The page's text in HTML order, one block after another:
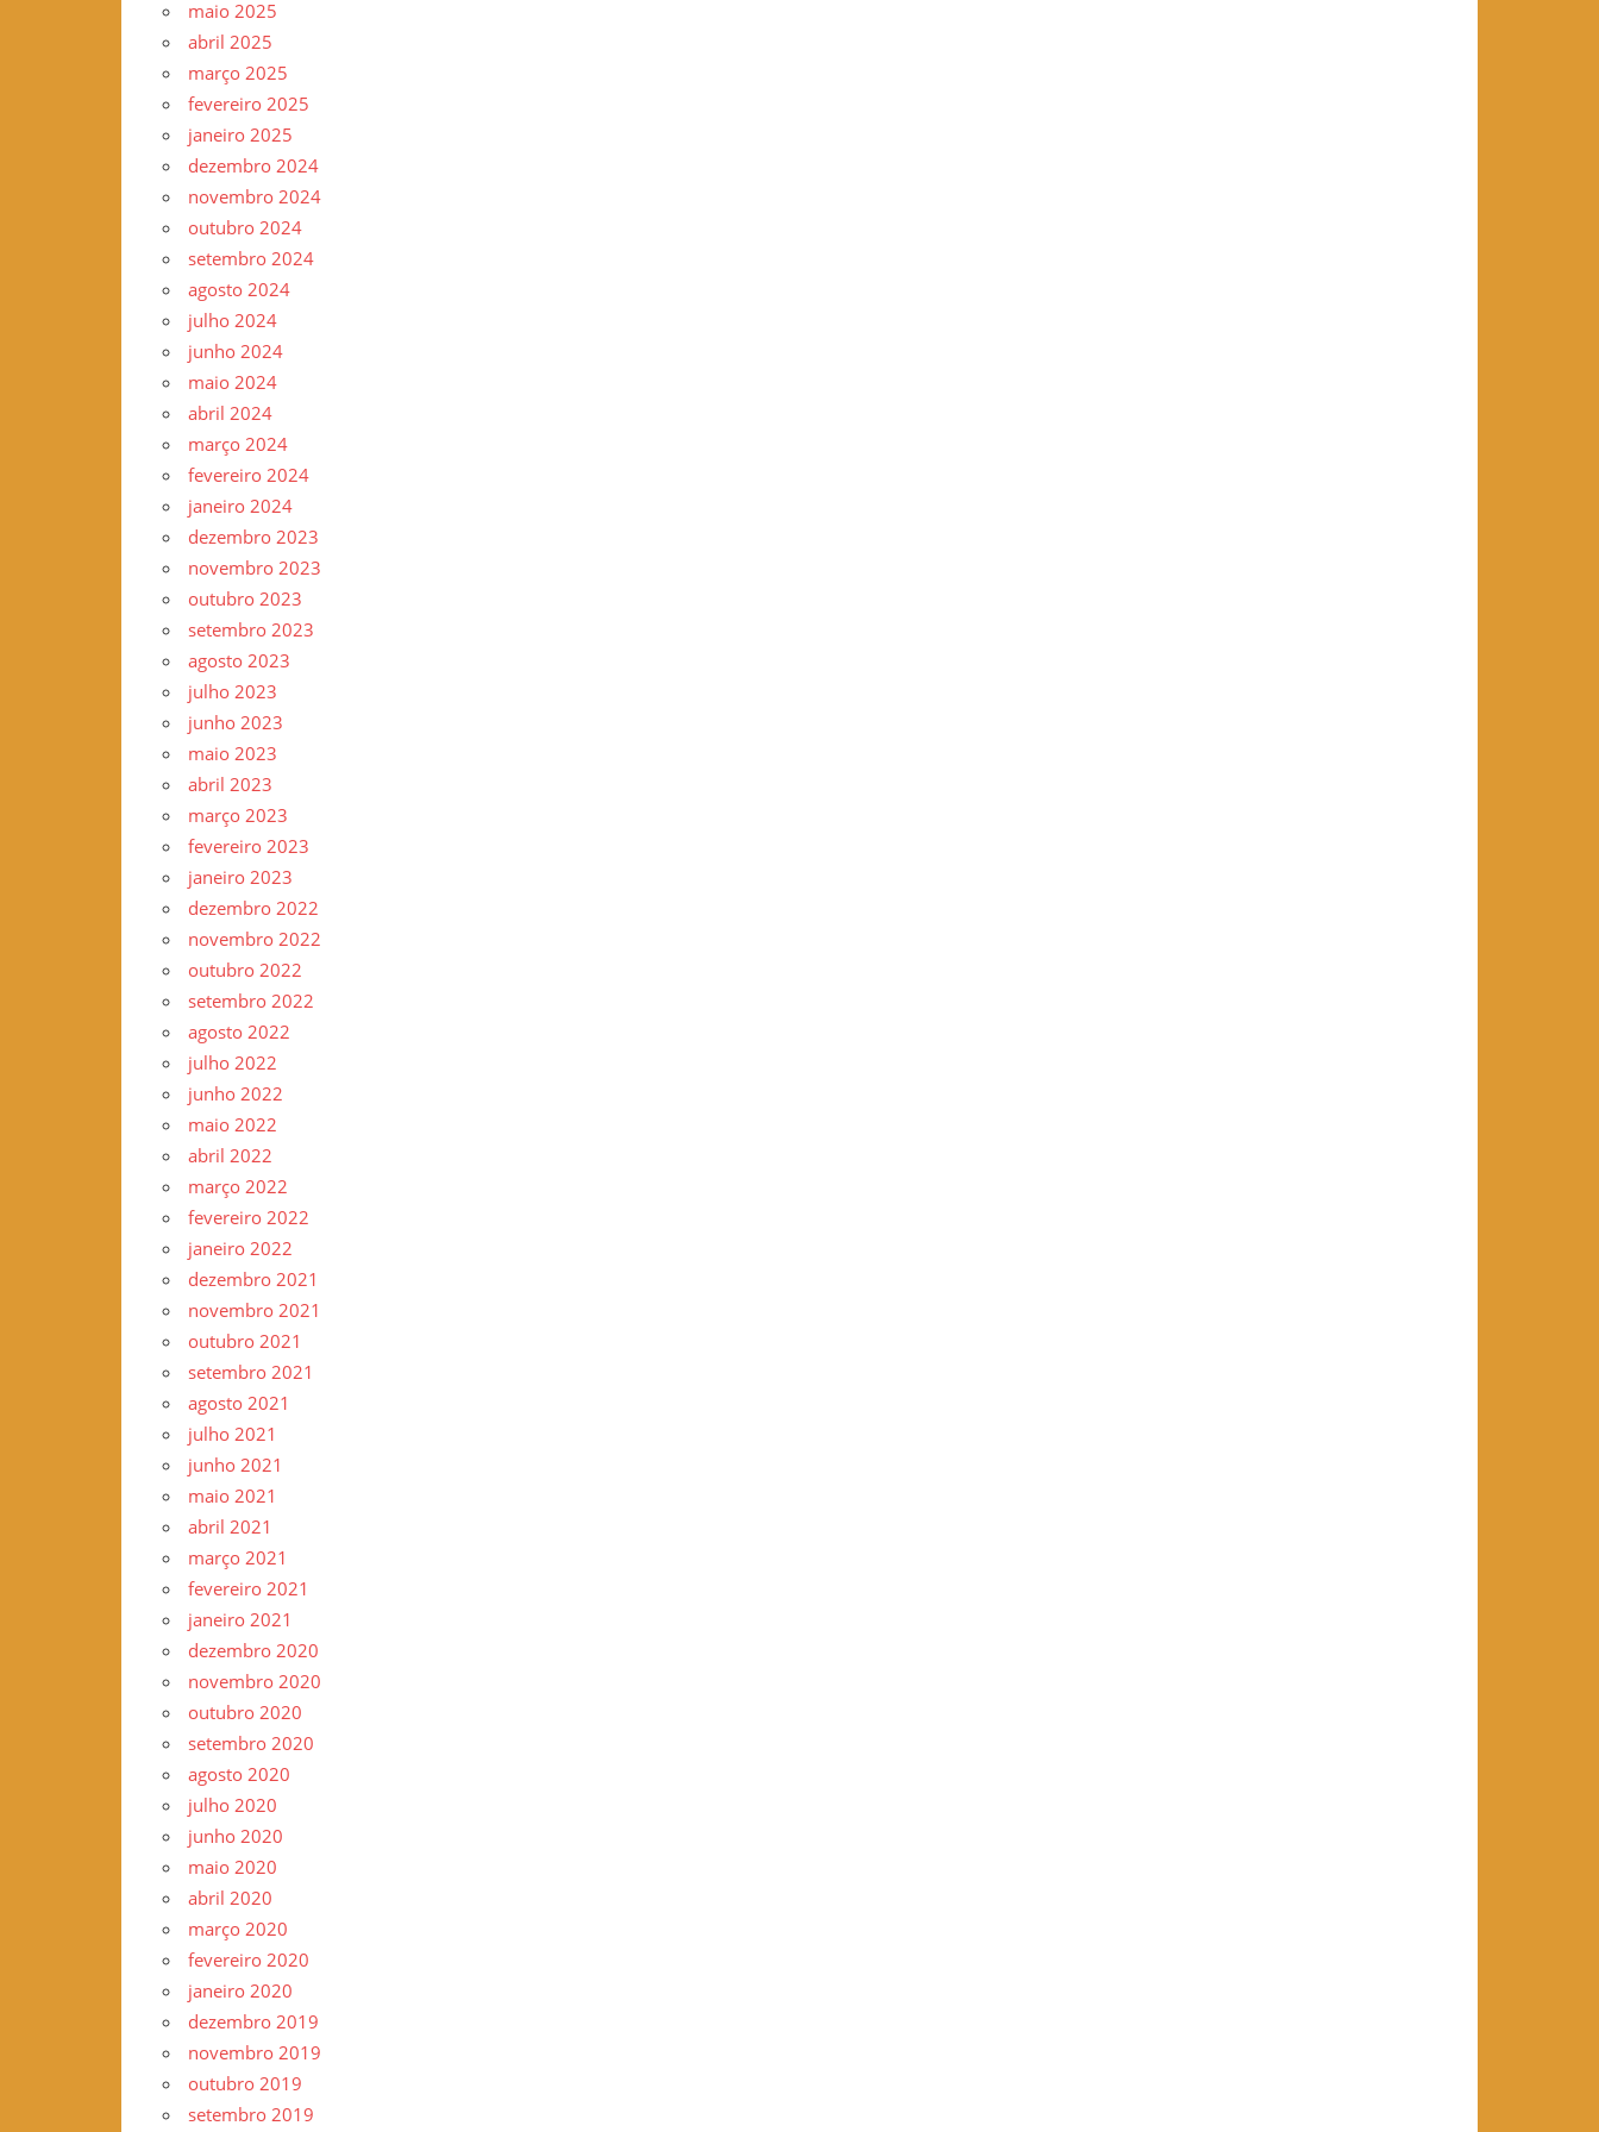
www.gilvander.org.br
www.freigilvander.blogspot.com.br
www.twitter.com/gilvanderluis
facebook:
Gilvander
Moreira
maio 2025
abril 2025
março 2025
fevereiro 2025
janeiro 2025
dezembro 2024
novembro 2024
outubro 2024
setembro 2024
agosto 2024
julho 2024
junho 2024
maio 2024
abril 2024
março 2024
fevereiro 2024
janeiro 2024
dezembro 2023
novembro 2023
outubro 2023
setembro 2023
agosto 2023
julho 2023
junho 2023
maio 2023
abril 2023
março 2023
fevereiro 2023
janeiro 2023
dezembro 2022
novembro 2022
outubro 2022
setembro 2022
agosto 2022
julho 2022
junho 2022
maio 2022
abril 2022
março 2022
fevereiro 2022
janeiro 2022
dezembro 2021
novembro 2021
outubro 2021
setembro 2021
agosto 2021
julho 2021
junho 2021
maio 2021
abril 2021
março 2021
fevereiro 2021
janeiro 2021
dezembro 2020
novembro 2020
outubro 2020
setembro 2020
agosto 2020
julho 2020
junho 2020
maio 2020
abril 2020
março 2020
fevereiro 2020
janeiro 2020
dezembro 2019
novembro 2019
outubro 2019
setembro 2019